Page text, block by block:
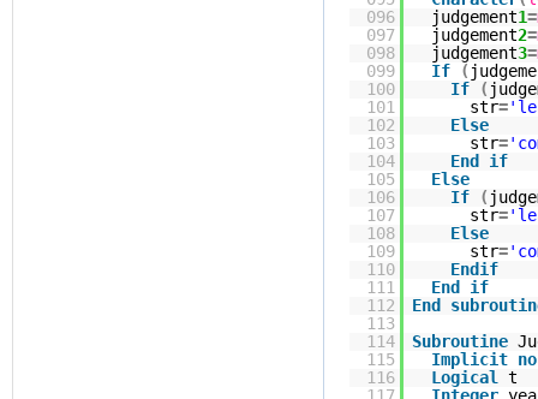
096
judgement1=
097
judgement2=
098
judgement3=
099
If (
100
If (
101
str=
102
Else
103
str=
104
End
if
105
Else
106
If (
107
str=
108
Else
109
str=
110
Endif
111
End
if
112
End
113
114
Subroutine
115
Implicit
116
Logical
t